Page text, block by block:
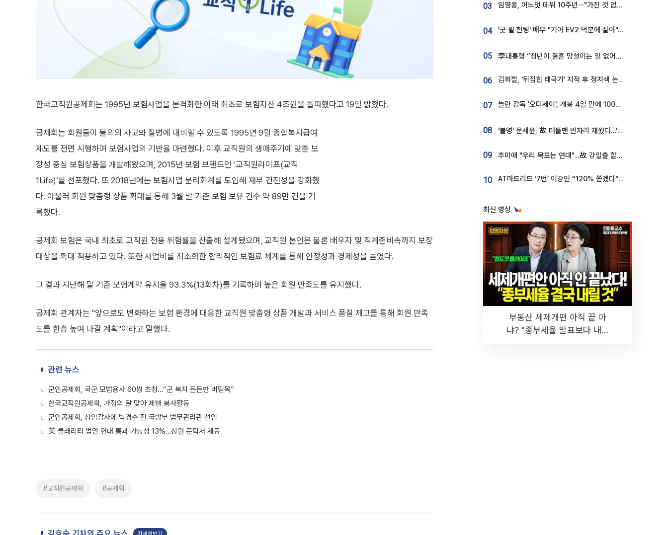
한국교직원공제회는 1995년 보험사업을 본격화한 이래 최초로 보험자산 4조원을 돌파했다고 19일 밝혔다.
공제회는 회원들이 불의의 사고와 질병에 대비할 수 있도록 1995년 9월 종합복지급여
제도를 전면 시행하며 보험사업의 기반을 마련했다. 이후 교직원의 생애주기에 맞춘 보
장성 중심 보험상품을 개발해왔으며, 2015년 보험 브랜드인 ‘교직원라이프(교직
1Life)’를 선포했다. 또 2018년에는 보험사업 분리회계를 도입해 재무 건전성을 강화했
다. 아울러 회원 맞춤형 상품 확대를 통해 3월 말 기준 보험 보유 건수 약 89만 건을 기
록했다.
공제회 보험은 국내 최초로 교직원 전용 위험률을 산출해 설계됐으며, 교직원 본인은 물론 배우자 및 직계존비속까지 보장
대상을 확대 적용하고 있다. 또한 사업비를 최소화한 합리적인 보험료 체계를 통해 안정성과 경제성을 높였다.
그 결과 지난해 말 기준 보험계약 유지율 93.3%(13회차)를 기록하며 높은 회원 만족도를 유지했다.
공제회 관계자는 "앞으로도 변화하는 보험 환경에 대응한 교직원 맞춤형 상품 개발과 서비스 품질 제고를 통해 회원 만족
도를 한층 높여 나갈 계획"이라고 말했다.
관련 뉴스
군인공제회, 국군 모범용사 60쌍 초청…“군 복지 든든한 버팀목”
한국교직원공제회, 가정의 달 맞아 제빵 봉사활동
군인공제회, 상임감사에 박경수 전 국방부 법무관리관 선임
美 클래리티 법안 연내 통과 가능성 13%…상원 문턱서 제동
#교직원공제회 #공제회
03 임영웅, 어느덧 데뷔 10주년⋯"가진 것 없던 시절, 내 앞엔 20명의 팬뿐"
04 '굿 윌 헌팅' 배우 "기아 EV2 덕분에 살아"…교통사고 후 안전성 극찬
05 李대통령 “청년이 결혼 망설이는 일 없어야...제도상 불이익 조사”
06 김희철, '뒤집힌 태극기' 지적 후 정치색 논란…"좌우 떠나 우리나라 국기"
07 놀란 감독 '오디세이', 개봉 4일 만에 100만 돌파⋯'왕사남' 보다 빠르다
08 '불명' 문세윤, 故 터틀맨 빈자리 채웠다…'거북이' 눈물의 최종 우승
09 추미애 "우리 목표는 연대"…故 강일출 할머니 흉상 제막
10 AT마드리드 ‘7번’ 이강인 “120% 쏟겠다”⋯시메오네 감독 “필요한 선수”
최신 영상
부동산 세제개편 아직 끝 아
냐? "종부세율 발표보다 내릴